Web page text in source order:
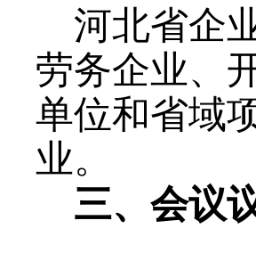
河北省企
劳务企业、
单位和省域
业。
三、会议